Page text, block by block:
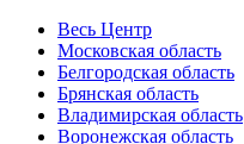
Весь Центр
Московская область
Белгородская область
Брянская область
Владимирская область
Воронежская область